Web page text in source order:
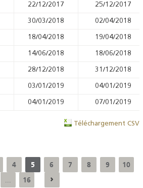
22/12/2017 25/12/2017
30/03/2018 02/04/2018
18/04/2018 19/04/2018
14/06/2018 18/06/2018
28/12/2018 31/12/2018
03/01/2019 04/01/2019
04/01/2019 07/01/2019
Téléchargement CSV
4 5 6 7 8 9 10
16